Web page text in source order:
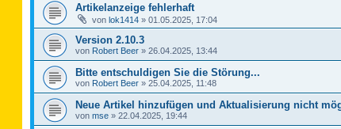
Artikelanzeige fehlerhaft
von lok1414 » 01.05.2025, 17:04
Version 2.10.3
von Robert Beer » 26.04.2025, 13:44
Bitte entschuldigen Sie die Störung...
von Robert Beer » 25.04.2025, 11:48
Neue Artikel hinzufügen und Aktualisierung nicht
von mse » 22.04.2025, 19:44